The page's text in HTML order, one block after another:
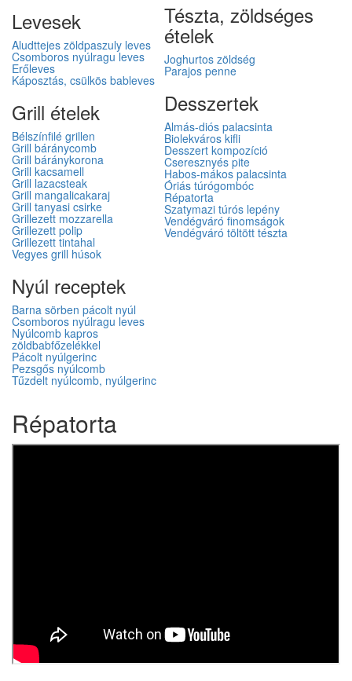
Levesek
Aludttejes zöldpaszuly leves
Csomboros nyúlragu leves
Erőleves
Káposztás, csülkös bableves
Grill ételek
Bélszínfilé grillen
Grill báránycomb
Grill báránykorona
Grill kacsamell
Grill lazacsteak
Grill mangalicakaraj
Grill tanyasi csirke
Grillezett mozzarella
Grillezett polip
Grillezett tintahal
Vegyes grill húsok
Nyúl receptek
Barna sörben pácolt nyúl
Csomboros nyúlragu leves
Nyúlcomb kapros
zöldbabfőzelékkel
Pácolt nyúlgerinc
Pezsgős nyúlcomb
Tűzdelt nyúlcomb, nyúlgerinc
Tészta, zöldséges
ételek
Joghurtos zöldség
Parajos penne
Desszertek
Almás-diós palacsinta
Biolekváros kifli
Desszert kompozíció
Cseresznyés pite
Habos-mákos palacsinta
Óriás túrógombóc
Répatorta
Szatymazi túrós lepény
Vendégváró finomságok
Vendégváró töltött tészta
Répatorta